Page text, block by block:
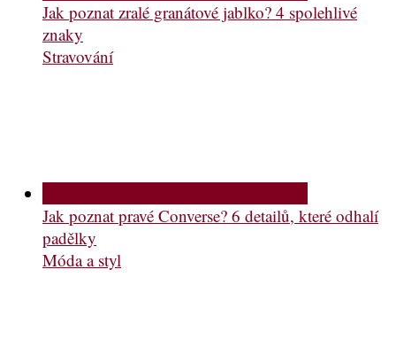
Jak poznat zralé granátové jablko? 4 spolehlivé
znaky
Stravování
Jak poznat pravé Converse? 6 detailů, které odhalí
padělky
Móda a styl